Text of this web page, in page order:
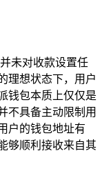
未对收款设置任
理想状态下，用户
钱包本质上仅仅是
不具备主动限制用
户的钱包地址有
够顺利接收来自其